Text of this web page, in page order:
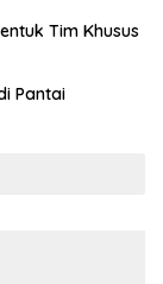
Tim Khusus
Pantai